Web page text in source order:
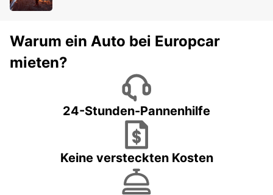
Warum ein Auto bei Europcar
mieten?
24-Stunden-Pannenhilfe
Keine versteckten Kosten